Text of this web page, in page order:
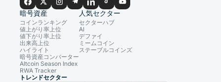
暗号資産
コインランキング
値上がり率上位
値下がり率上位
出来高上位
ハイライト
暗号資産コンバーター
Altcoin Season Index
RWA Tracker
人気セクター
セクターハブ
AI
デファイ
ミームコイン
ステーブルコインズ
トレンドセクター